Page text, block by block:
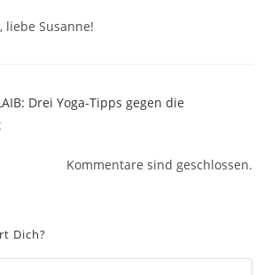
liebe Susanne!
Drei Yoga-Tipps gegen die
Kommentare sind geschlossen.
Dich?